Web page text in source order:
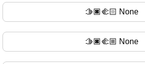
🫱🏿‍🫲🏻 None
🫱🏿‍🫲🏼 None